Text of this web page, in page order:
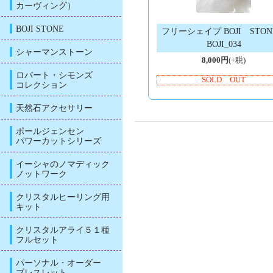
カーヴィング）
BOJI STONE
シャーマンストーン
ロバート・シモンズ
コレクション
天然石アクセサリー
ポールジェンセン
パワーカットシリーズ
イーシャのノマディック
ノットワーク
クリスタルヒーリング用
キット
クリスタルアライ５１種
フルセット
パーソナル・オーダー
フリーシェイプ BOJI
BOJI_034
8,000円(+税)
SOLD OUT